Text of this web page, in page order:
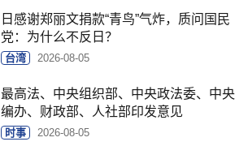
日感谢郑丽文捐款“青鸟”气炸，质问国民
党：为什么不反日？
台湾 2026-08-05
最高法、中央组织部、中央政法委、中央
编办、财政部、人社部印发意见
时事 2026-08-05